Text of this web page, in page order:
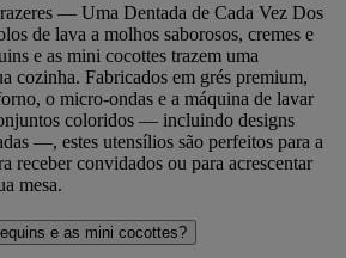
— Uma Dentada de Cada Vez Dos
de lava a molhos saborosos, cremes e
e as mini cocottes trazem uma
cozinha. Fabricados em grés premium,
o micro-ondas e a máquina de lavar
coloridos — incluindo designs
—, estes utensílios são perfeitos para a
receber convidados ou para acrescentar
mesa.
e as mini cocottes?